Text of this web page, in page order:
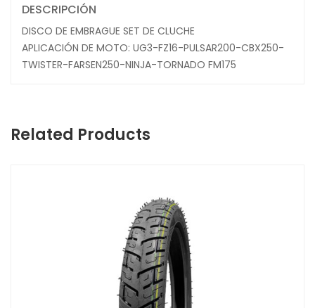
DESCRIPCIÓN
DISCO DE EMBRAGUE SET DE CLUCHE
APLICACIÓN DE MOTO: UG3-FZ16-PULSAR200-CBX250-
TWISTER-FARSEN250-NINJA-TORNADO FM175
Related Products